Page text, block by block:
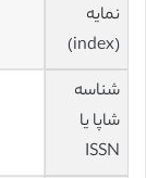
نمایه
(index)
شناسه
شاپا یا
ISSN